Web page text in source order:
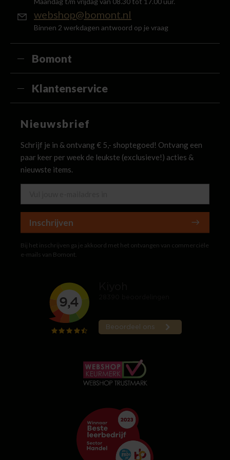
webshop@bomont.nl
Binnen 2 werkdagen antwoord op je vraag
Bomont
Klantenservice
Nieuwsbrief
Schrijf je in & ontvang € 5,- shoptegoed! Ontvang een
paar keer per week de leukste (exclusieve!) acties &
nieuwste items.
Inschrijven
Bij het inschrijven ga je akkoord met het ontvangen van commerciële
e-mails van Bomont.